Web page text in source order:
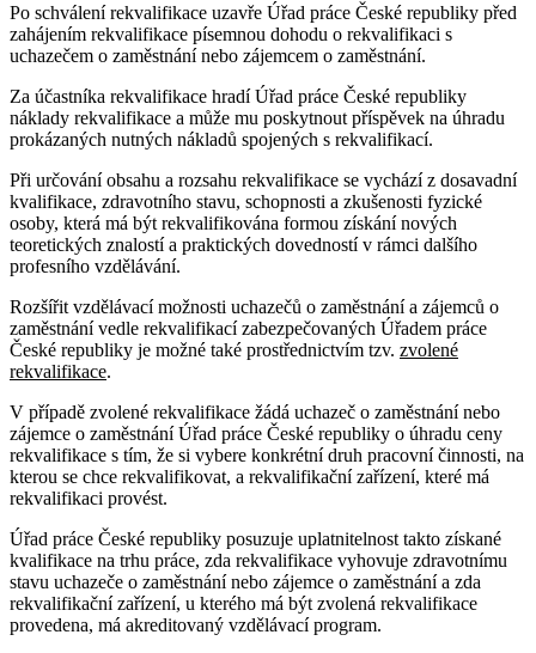
Po schválení rekvalifikace uzavře Úřad práce České republiky před
zahájením rekvalifikace písemnou dohodu o rekvalifikaci s
uchazečem o zaměstnání nebo zájemcem o zaměstnání.
Za účastníka rekvalifikace hradí Úřad práce České republiky
náklady rekvalifikace a může mu poskytnout příspěvek na úhradu
prokázaných nutných nákladů spojených s rekvalifikací.
Při určování obsahu a rozsahu rekvalifikace se vychází z dosavadní
kvalifikace, zdravotního stavu, schopnosti a zkušenosti fyzické
osoby, která má být rekvalifikována formou získání nových
teoretických znalostí a praktických dovedností v rámci dalšího
profesního vzdělávání.
Rozšířit vzdělávací možnosti uchazečů o zaměstnání a zájemců o
zaměstnání vedle rekvalifikací zabezpečovaných Úřadem práce
České republiky je možné také prostřednictvím tzv. zvolené
rekvalifikace.
V případě zvolené rekvalifikace žádá uchazeč o zaměstnání nebo
zájemce o zaměstnání Úřad práce České republiky o úhradu ceny
rekvalifikace s tím, že si vybere konkrétní druh pracovní činnosti, na
kterou se chce rekvalifikovat, a rekvalifikační zařízení, které má
rekvalifikaci provést.
Úřad práce České republiky posuzuje uplatnitelnost takto získané
kvalifikace na trhu práce, zda rekvalifikace vyhovuje zdravotnímu
stavu uchazeče o zaměstnání nebo zájemce o zaměstnání a zda
rekvalifikační zařízení, u kterého má být zvolená rekvalifikace
provedena, má akreditovaný vzdělávací program.